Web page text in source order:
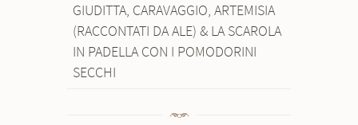
GIUDITTA, CARAVAGGIO, ARTEMISIA
(RACCONTATI DA ALE) & LA SCAROLA
IN PADELLA CON I POMODORINI
SECCHI